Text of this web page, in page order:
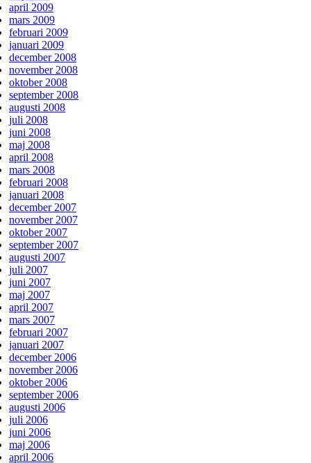
april 2009
mars 2009
februari 2009
januari 2009
december 2008
november 2008
oktober 2008
september 2008
augusti 2008
juli 2008
juni 2008
maj 2008
april 2008
mars 2008
februari 2008
januari 2008
december 2007
november 2007
oktober 2007
september 2007
augusti 2007
juli 2007
juni 2007
maj 2007
april 2007
mars 2007
februari 2007
januari 2007
december 2006
november 2006
oktober 2006
september 2006
augusti 2006
juli 2006
juni 2006
maj 2006
april 2006